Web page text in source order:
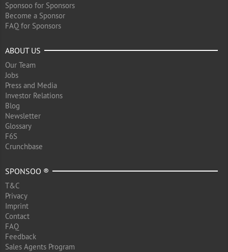
Sponsoo for Sponsors
Become a Sponsor
FAQ for Sponsors
ABOUT US
Our Team
Jobs
Press and Media
Investor Relations
Blog
Newsletter
Glossary
F6S
Crunchbase
SPONSOO ®
T&C
Privacy
Imprint
Contact
FAQ
Feedback
Sales Agents Program